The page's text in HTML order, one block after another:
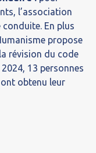
l’association
conduite. En plus
propose
révision du code
13 personnes
obtenu leur